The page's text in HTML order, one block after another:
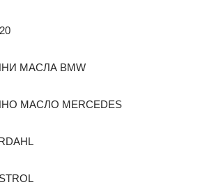
МАСЛА BMW
МАСЛО MERCEDES